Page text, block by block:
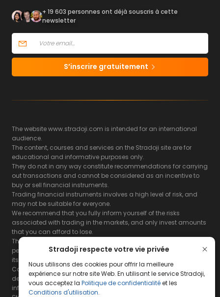
Stradoji respecte votre vie privée
Nous utilisons des cookies pour offrir la meilleure
expérience sur notre site Web. En utilisant le service Stradoji,
vous acceptez la Politique de confidentialitéet les
Conditions d'utilisation.
+ 19 603 personnes ont déjà souscris à cette
newsletter
S’inscrire gratuitement
The website www.stradoji.com is intended for an international
audience.
The content, courses and services on the Stradoji site are for
educational and informative purposes only.
They do not in any way constitute recommendations for carrying
out transactions and cannot be considered as an incentive to
buy or sell financial instruments.
Trading financial instruments involves a high level of risk, and
may not be suitable for everyone.
We recommend that you fully inform yourself of the risks
associated with trading in the markets, and only invest amounts
that you can afford to lose.
The Stradoji site does not guarantee the results or the
performance of products based on the information contained on
its site and its servers.
Consequently, the Stradoji site and its publishing company
decline all responsibility in the use that may be made of this
information and the consequences that may result therefrom.